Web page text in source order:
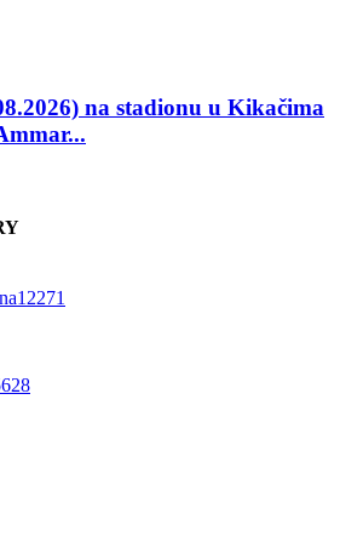
na stadionu u Kikačima
12271